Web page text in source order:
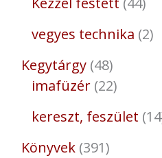
vegyes technika 2
Kegytárgy 48
imafüzér 22
kereszt, feszület 14
Könyvek 391